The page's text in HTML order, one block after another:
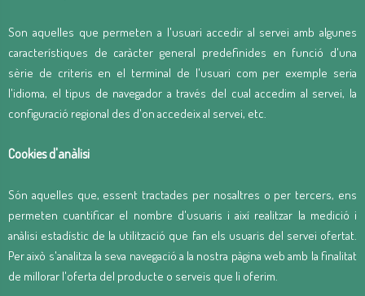
Son aquelles que permeten a l'usuari accedir al servei amb algunes
característiques de caràcter general predefinides en funció d'una
sèrie de criteris en el terminal de l'usuari com per exemple seria
l'idioma, el tipus de navegador a través del cual accedim al servei, la
configuració regional des d'on accedeix al servei, etc.
Cookies d'anàlisi
Són aquelles que, essent tractades per nosaltres o per tercers, ens
permeten cuantificar el nombre d'usuaris i així realitzar la medició i
anàlisi estadístic de la utilització que fan els usuaris del servei ofertat.
Per això s'analitza la seva navegació a la nostra pàgina web amb la finalitat
de millorar l'oferta del producte o serveis que li oferim.